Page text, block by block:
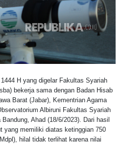
H yang digelar Fakultas Syariah
bekerja sama dengan Badan Hisab
Barat (Jabar), Kementrian Agama
Albiruni Fakultas Syariah
Ahad (18/6/2023). Dari hasil
yang memiliki diatas ketinggian 750
hilal tidak terlihat karena nilai